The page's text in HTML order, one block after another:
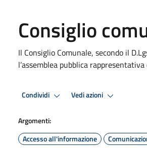
Consiglio
Il Consiglio Comunale, secondo il
l’assemblea pubblica
Condividi Vedi azioni
Argomenti:
Accesso all'informazione